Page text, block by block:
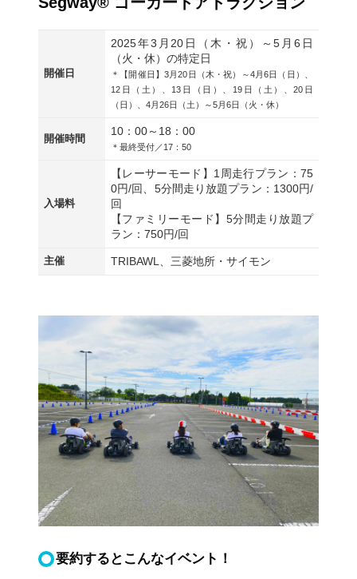
開催日
2025年3月20日（木・祝）～5月6日
（火・休）の特定日
＊【開催日】3月20日（木・祝）～4月6日（日）、
12日（土）、13日（日）、19日（土）、20日
（日）、4月26日（土）～5月6日（火・休）
開催時間
10：00～18：00
＊最終受付／17：50
入場料
【レーサーモード】1周走行プラン：75
0円/回、5分間走り放題プラン：1300円/
回
【ファミリーモード】5分間走り放題プ
ラン：750円/回
主催 TRIBAWL、三菱地所・サイモン
要約するとこんなイベント！